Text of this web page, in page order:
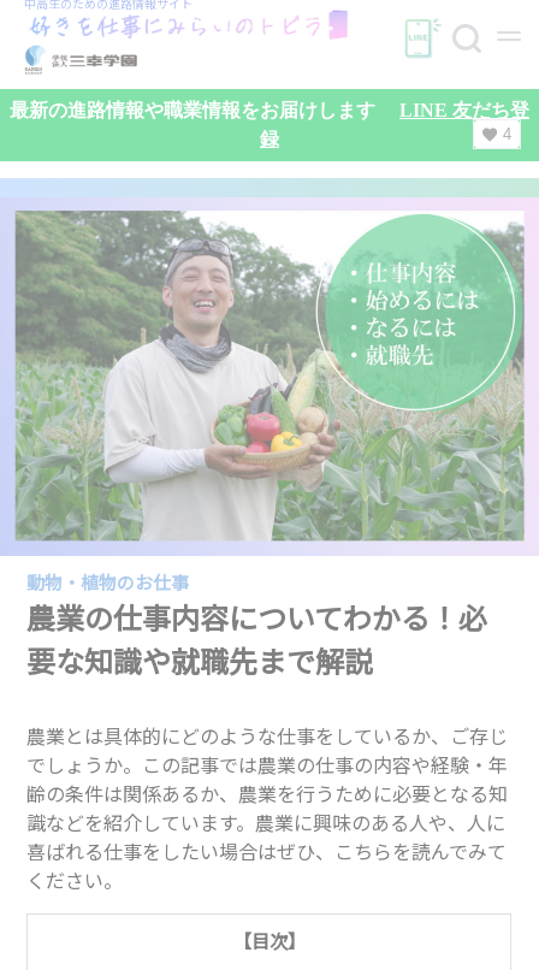
検索
最新の進路情報や職業情報をお届けします
LINE 友だち登
録
4
動物・植物のお仕事
農業の仕事内容についてわかる！必
要な知識や就職先まで解説
農業とは具体的にどのような仕事をしているか、ご存じ
でしょうか。この記事では農業の仕事の内容や経験・年
齢の条件は関係あるか、農業を行うために必要となる知
識などを紹介しています。農業に興味のある人や、人に
喜ばれる仕事をしたい場合はぜひ、こちらを読んでみて
ください。
【目次】